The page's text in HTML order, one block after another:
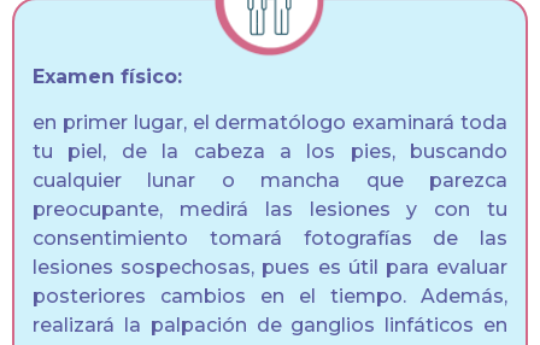
Examen físico:
en primer lugar, el dermatólogo examinará toda
tu piel, de la cabeza a los pies, buscando
cualquier lunar o mancha que parezca
preocupante, medirá las lesiones y con tu
consentimiento tomará fotografías de las
lesiones sospechosas, pues es útil para evaluar
posteriores cambios en el tiempo. Además,
realizará la palpación de ganglios linfáticos en